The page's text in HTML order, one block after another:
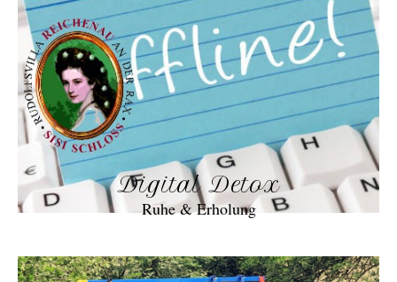
Digital Detox
Ruhe & Erholung